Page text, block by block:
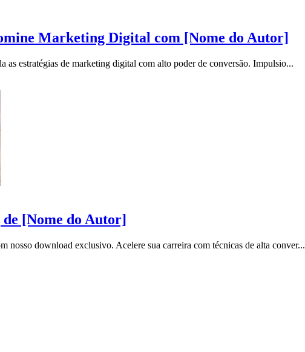
Marketing Digital com [Nome do Autor]
estratégias de marketing digital com alto poder de conversão. Impulsio...
[Nome do Autor]
download exclusivo. Acelere sua carreira com técnicas de alta conver...